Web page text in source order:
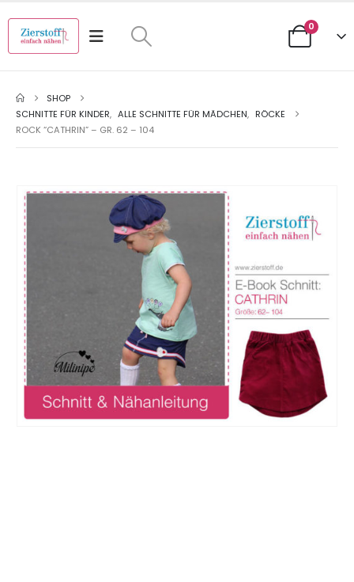
0
SHOP
SCHNITTE FÜR KINDER, ALLE SCHNITTE FÜR MÄDCHEN, RÖCKE
ROCK “CATHRIN” – GR. 62 – 104